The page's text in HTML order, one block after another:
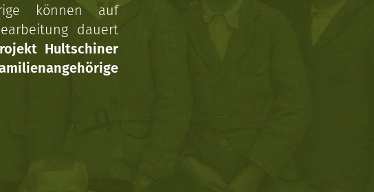
können auf
dauert
Hultschiner